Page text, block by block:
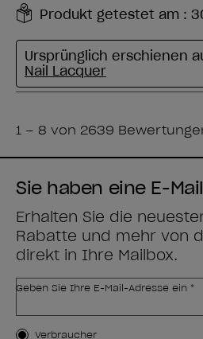
Sie haben eine E-Mail
Erhalten Sie die
Rabatte und mehr von
direkt in Ihre Mailbox.
Geben Sie Ihre E-Mail-Adresse ein *
Verbraucher